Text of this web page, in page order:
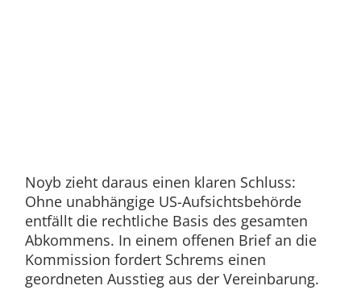
Noyb zieht daraus einen klaren Schluss:
Ohne unabhängige US-Aufsichtsbehörde
entfällt die rechtliche Basis des gesamten
Abkommens. In einem offenen Brief an die
Kommission fordert Schrems einen
geordneten Ausstieg aus der Vereinbarung.